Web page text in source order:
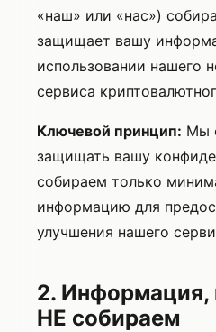
«наш» или «нас»)
защищает вашу
использовании нашего
сервиса
Ключевой принцип: Мы
защищать вашу
собираем только
информацию для
улучшения нашего
2.
НЕ собираем